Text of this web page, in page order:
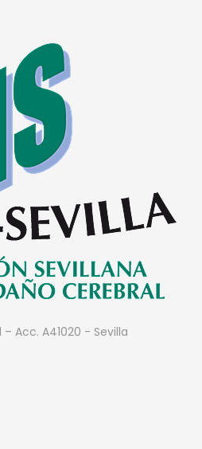
– Acc. A41020 - Sevilla